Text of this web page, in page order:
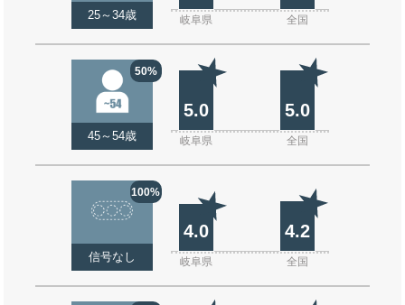
25～34歳 岐阜県 全国
50%
45～54歳
5.0 5.0
岐阜県 全国
100%
信号なし
4.0 4.2
岐阜県 全国